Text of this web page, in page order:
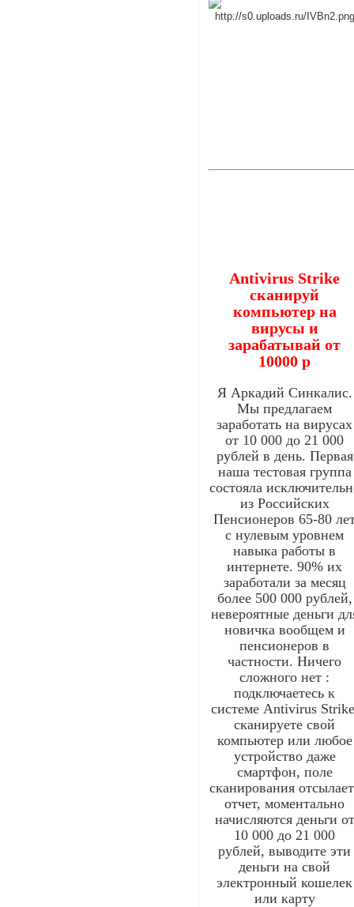
Antivirus Strike
сканируй
компьютер на
вирусы и
зарабатывай от
10000 р
Я Аркадий Синкалис.
Мы предлагаем
заработать на вирусах
от 10 000 до 21 000
рублей в день. Первая
наша тестовая группа
состояла
из Российских
Пенсионеров 65-80
с нулевым уровнем
навыка работы в
интернете. 90% их
заработали за месяц
более 500 000 рублей,
невероятные деньги
новичка вообщем и
пенсионеров в
частности. Ничего
сложного нет :
подключаетесь к
системе Antivirus
сканируете свой
компьютер или любое
устройство даже
смартфон, поле
сканирования
отчет, моментально
начисляются деньги от
10 000 до 21 000
рублей, выводите эти
деньги на свой
электронный кошелек
или карту